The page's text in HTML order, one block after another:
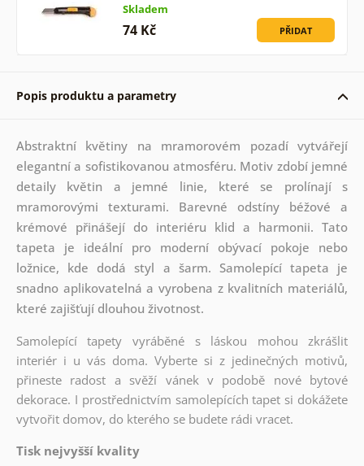
Skladem
74 Kč PŘIDAT
Popis produktu a parametry
Abstraktní květiny na mramorovém pozadí vytvářejí
elegantní a sofistikovanou atmosféru. Motiv zdobí jemné
detaily květin a jemné linie, které se prolínají s
mramorovými texturami. Barevné odstíny béžové a
krémové přinášejí do interiéru klid a harmonii. Tato
tapeta je ideální pro moderní obývací pokoje nebo
ložnice, kde dodá styl a šarm. Samolepící tapeta je
snadno aplikovatelná a vyrobena z kvalitních materiálů,
které zajišťují dlouhou životnost.
Samolepící tapety vyráběné s láskou mohou zkrášlit
interiér i u vás doma. Vyberte si z jedinečných motivů,
přineste radost a svěží vánek v podobě nové bytové
dekorace. I prostřednictvím samolepících tapet si dokážete
vytvořit domov, do kterého se budete rádi vracet.
Tisk nejvyšší kvality